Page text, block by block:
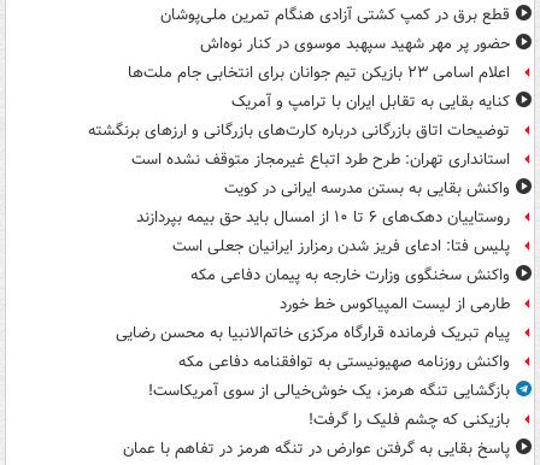
قطع برق در کمپ کشتی آزادی هنگام تمرین ملی‌پوشان
حضور پر مهر شهید سپهبد موسوی در کنار نوه‌اش
اعلام اسامی ۲۳ بازیکن تیم جوانان برای انتخابی جام ملت‌ها
کنایه بقایی به تقابل ایران با ترامپ و آمریک
توضیحات اتاق بازرگانی درباره کارت‌های بازرگانی و ارزهای برنگشته
استانداری تهران: طرح طرد اتباع غیرمجاز متوقف نشده است
واکنش بقایی به بستن مدرسه ایرانی در کویت
روستاییان دهک‌های ۶ تا ۱۰ از امسال باید حق بیمه بپردازند
پلیس فتا: ادعای فریز شدن رمزارز ایرانیان جعلی است
واکنش سخنگوی وزارت خارجه به پیمان دفاعی مکه
طارمی از لیست المپیاکوس خط خورد
پیام تبریک فرمانده قرارگاه مرکزی خاتم‌الانبیا به محسن رضایی
واکنش روزنامه صهیونیستی به توافقنامه دفاعی مکه
بازگشایی تنگه هرمز، یک خوش‌خیالی از سوی آمریکاست!
بازیکنی که چشم فلیک را گرفت!
پاسخ بقایی به گرفتن عوارض در تنگه هرمز در تفاهم با عمان